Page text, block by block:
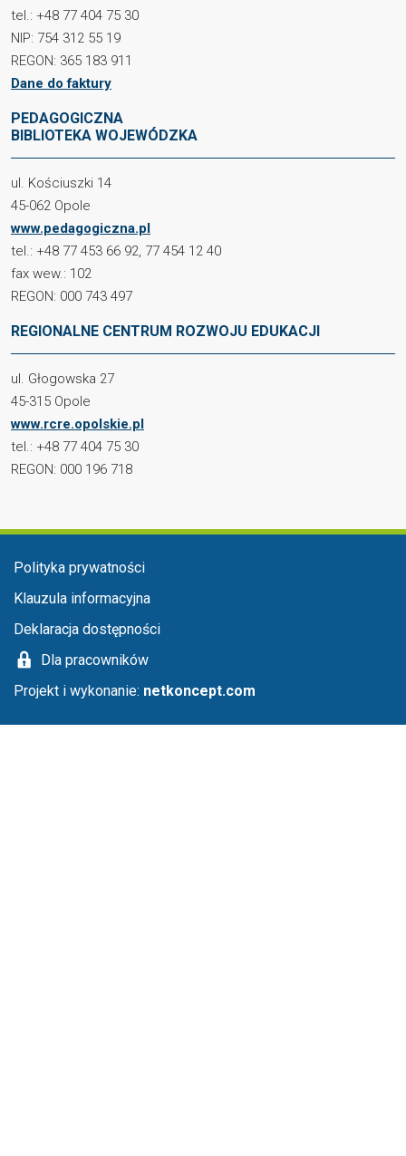
tel.: +48 77 404 75 30
NIP: 754 312 55 19
REGON: 365 183 911
Dane do faktury
PEDAGOGICZNA
BIBLIOTEKA WOJEWÓDZKA
ul. Kościuszki 14
45-062 Opole
www.pedagogiczna.pl
tel.: +48 77 453 66 92, 77 454 12 40
fax wew.: 102
REGON: 000 743 497
REGIONALNE CENTRUM ROZWOJU EDUKACJI
ul. Głogowska 27
45-315 Opole
www.rcre.opolskie.pl
tel.: +48 77 404 75 30
REGON: 000 196 718
Menu stopka
Polityka prywatności
Klauzula informacyjna
Deklaracja dostępności
Dla pracowników
Projekt i wykonanie: netkoncept.com